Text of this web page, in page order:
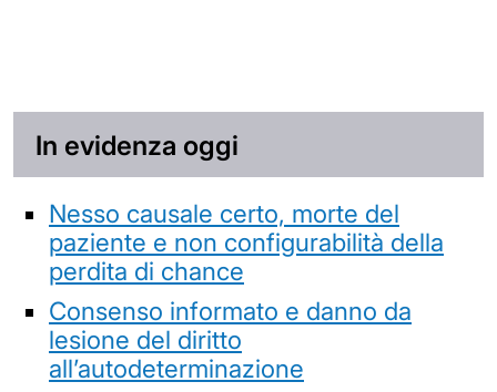
In evidenza oggi
Nesso causale certo, morte del
paziente e non configurabilità della
perdita di chance
Consenso informato e danno da
lesione del diritto
all’autodeterminazione